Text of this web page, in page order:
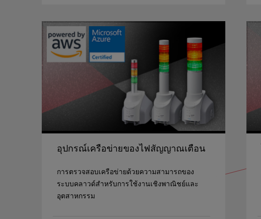
อุปกรณ์เครือข่ายของไฟสัญญาณเตือน
การตรวจสอบเครือข่ายด้วยความสามารถของ
ระบบคลาวด์สำหรับการใช้งานเชิงพาณิชย์และ
อุตสาหกรรม